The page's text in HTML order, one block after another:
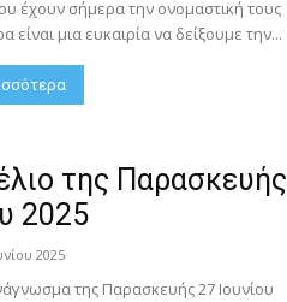
έχουν σήμερα την ονομαστική τους
είναι μια ευκαιρία να δείξουμε την...
της Παρασκευής
2025
2025
της Παρασκευής 27 Ιουνίου